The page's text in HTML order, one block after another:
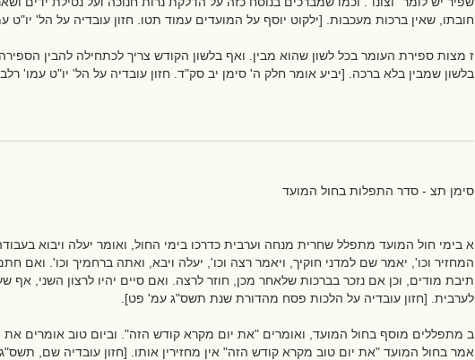
חובתו, שאין ברכות מעכבות. [ילקוט יוסף על המועדים עמוד תטו. חזון עובדיה על הל' יו"ט
ז מצות ספירת העומר בכל לשון שהוא מבין. ואף בלשון הקודש צריך לכתחילה להבין
בלשון שמבין בלא ברכה. [יביע אומר חלק ה' סימן יב סק"ד. חזון עובדיה על הל' יו"ט עמו'
סימן תצ - סדר התפלות בחול המועד
א בימי חול המועד מתפלל שחרית מנחה וערבית כדרכו בימי החול, ואומר יעלה ויבוא
המחזיר וכו', יאמר שם למדני חוקיך, ויאמר רצה וכו', יעלה ויבא, ואתה ברחמיך וכו'. ואם
תיבת מודים, וכן אם נזכר בברכות שלאחר מכן, חוזר לרצה. ואם סיים יהיו לרצון השני, אף
לערבית. [חזון עובדיה על הלכות פסח מהדורת שנת תשס"ג עמ' פט].
ב מתפללים מוסף בחול המועד, ואומרים "את יום מקרא קודש הזה". וביום טוב אומרים
אמר בחול המועד "את יום טוב מקרא קודש הזה" אין מחזירין אותו. [חזון עובדיה שם,